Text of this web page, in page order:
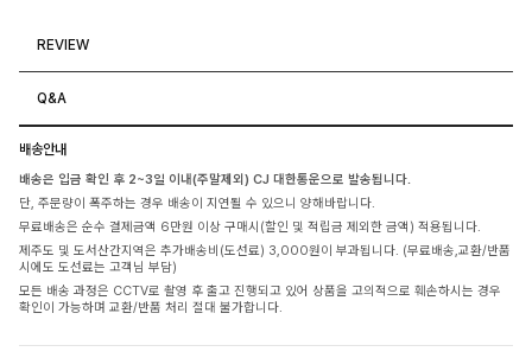
REVIEW
Q&A
배송안내
배송은 입금 확인 후 2~3일 이내(주말제외) CJ 대한통운으로 발송됩니다.
단, 주문량이 폭주하는 경우 배송이 지연될 수 있으니 양해바랍니다.
무료배송은 순수 결제금액 6만원 이상 구매시(할인 및 적립금 제외한 금액) 적용됩니다.
제주도 및 도서산간지역은 추가배송비(도선료) 3,000원이 부과됩니다. (무료배송,교환/반품
시에도 도선료는 고객님 부담)
모든 배송 과정은 CCTV로 촬영 후 출고 진행되고 있어 상품을 고의적으로 훼손하시는 경우
확인이 가능하며 교환/반품 처리 절대 불가합니다.